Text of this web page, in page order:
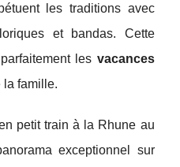
les traditions avec
et bandas. Cette
les vacances
la famille.
petit train à la Rhune au
exceptionnel sur